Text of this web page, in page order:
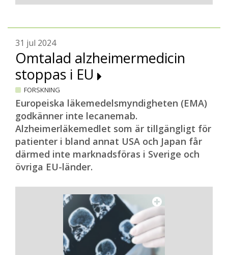
31 jul 2024
Omtalad alzheimermedicin
stoppas i EU
FORSKNING
Europeiska läkemedelsmyndigheten (EMA)
godkänner inte lecanemab.
Alzheimerläkemedlet som är tillgängligt för
patienter i bland annat USA och Japan får
därmed inte marknadsföras i Sverige och
övriga EU-länder.